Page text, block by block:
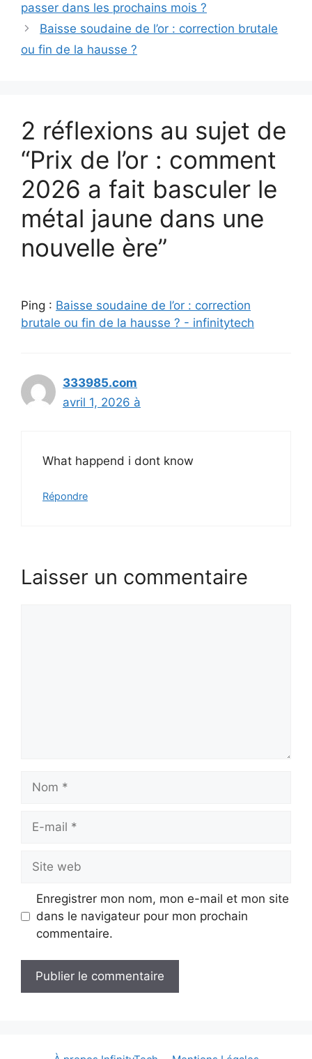
passer dans les prochains mois ?
Baisse soudaine de l’or : correction brutale
ou fin de la hausse ?
2 réflexions au sujet de
“Prix de l’or : comment
2026 a fait basculer le
métal jaune dans une
nouvelle ère”
Ping : Baisse soudaine de l’or : correction
brutale ou fin de la hausse ? - infinitytech
333985.com
avril 1, 2026 à
What happend i dont know
Répondre
Laisser un commentaire
mail
web
Enregistrer mon nom, mon e-mail et mon site
dans le navigateur pour mon prochain
commentaire.